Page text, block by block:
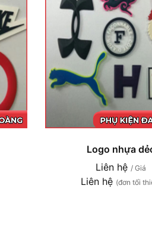
Logo nhựa
Liên hệ / Giá
Liên hệ (đơn tối